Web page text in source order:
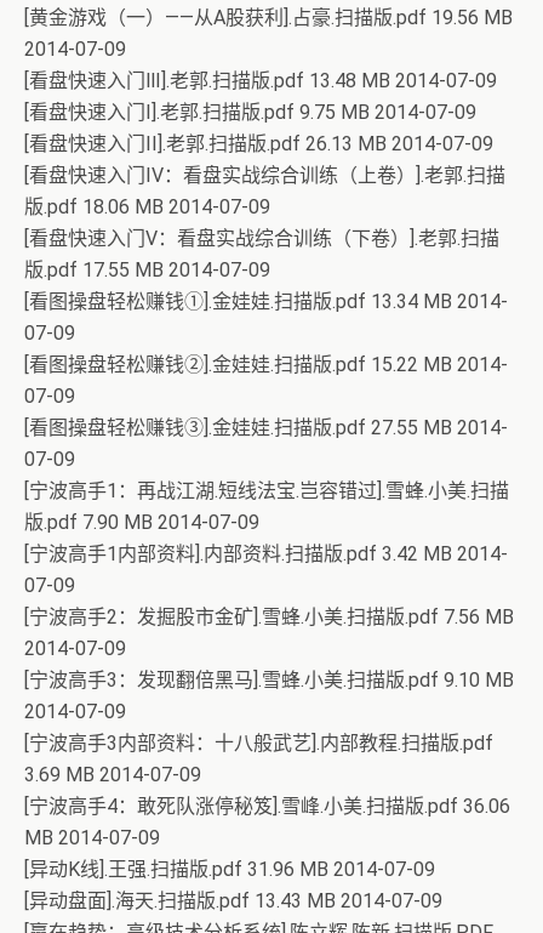
[黄金游戏（一）——从A股获利].占豪.扫描版.pdf 19.56 MB
2014-07-09
[看盘快速入门Ⅲ].老郭.扫描版.pdf 13.48 MB 2014-07-09
[看盘快速入门I].老郭.扫描版.pdf 9.75 MB 2014-07-09
[看盘快速入门II].老郭.扫描版.pdf 26.13 MB 2014-07-09
[看盘快速入门IV：看盘实战综合训练（上卷）].老郭.扫描
版.pdf 18.06 MB 2014-07-09
[看盘快速入门V：看盘实战综合训练（下卷）].老郭.扫描
版.pdf 17.55 MB 2014-07-09
[看图操盘轻松赚钱①].金娃娃.扫描版.pdf 13.34 MB 2014-
07-09
[看图操盘轻松赚钱②].金娃娃.扫描版.pdf 15.22 MB 2014-
07-09
[看图操盘轻松赚钱③].金娃娃.扫描版.pdf 27.55 MB 2014-
07-09
[宁波高手1：再战江湖.短线法宝.岂容错过].雪蜂.小美.扫描
版.pdf 7.90 MB 2014-07-09
[宁波高手1内部资料].内部资料.扫描版.pdf 3.42 MB 2014-
07-09
[宁波高手2：发掘股市金矿].雪蜂.小美.扫描版.pdf 7.56 MB
2014-07-09
[宁波高手3：发现翻倍黑马].雪蜂.小美.扫描版.pdf 9.10 MB
2014-07-09
[宁波高手3内部资料：十八般武艺].内部教程.扫描版.pdf
3.69 MB 2014-07-09
[宁波高手4：敢死队涨停秘笈].雪峰.小美.扫描版.pdf 36.06
MB 2014-07-09
[异动K线].王强.扫描版.pdf 31.96 MB 2014-07-09
[异动盘面].海天.扫描版.pdf 13.43 MB 2014-07-09